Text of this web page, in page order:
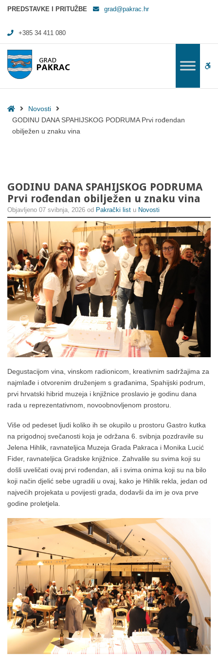
GODINU DANA SPAHIJSKOG PODRUMA Prvi rođendan obilježen u
PREDSTAVKE I PRITUŽBE grad@pakrac.hr
+385 34 411 080
HomeNovosti
GODINU DANA SPAHIJSKOG PODRUMA Prvi rođendan
obilježen u znaku vina
GODINU DANA SPAHIJSKOG PODRUMA
Prvi rođendan obilježen u znaku vina
Objavljeno 07 svibnja, 2026 od Pakrački list u Novosti
Degustacijom vina, vinskom radionicom, kreativnim sadržajima za
najmlađe i otvorenim druženjem s građanima, Spahijski podrum,
prvi hrvatski hibrid muzeja i knjižnice proslavio je godinu dana
rada u reprezentativnom, novoobnovljenom prostoru.
Više od pedeset ljudi koliko ih se okupilo u prostoru Gastro kutka
na prigodnoj svečanosti koja je održana 6. svibnja pozdravile su
Jelena Hihlik, ravnateljica Muzeja Grada Pakraca i Monika Lucić
Fider, ravnateljica Gradske knjižnice. Zahvalile su svima koji su
došli uveličati ovaj prvi rođendan, ali i svima onima koji su na bilo
koji način djelić sebe ugradili u ovaj, kako je Hihlik rekla, jedan od
najvećih projekata u povijesti grada, dodavši da im je ova prve
godine proletjela.